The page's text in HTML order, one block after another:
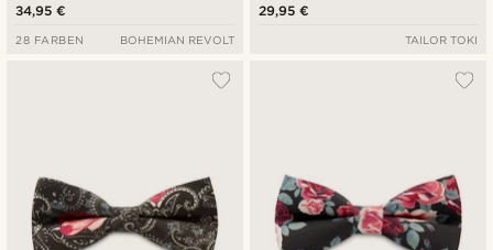
34,95 €
28 FARBEN BOHEMIAN REVOLT
29,95 €
TAILOR TOKI